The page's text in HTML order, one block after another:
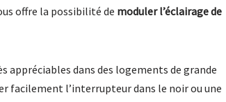
offre la possibilité de moduler l’éclairage de
dans des logements de grande
facilement l’interrupteur dans le noir ou une